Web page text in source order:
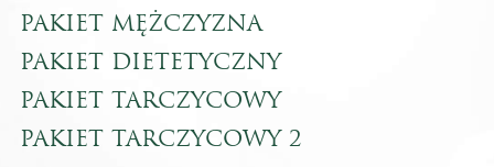
PAKIET MĘŻCZYZNA
PAKIET DIETETYCZNY
PAKIET TARCZYCOWY
PAKIET TARCZYCOWY 2